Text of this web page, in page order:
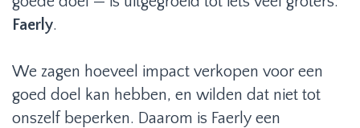
Faerly.
We zagen hoeveel impact verkopen voor een
goed doel kan hebben, en wilden dat niet tot
onszelf beperken. Daarom is Faerly een